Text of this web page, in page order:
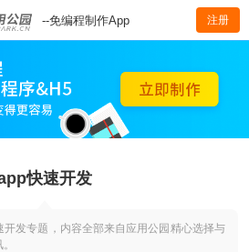
--免编程制作App 注册
快速开发
发专题，内容全部来自应用公园精心选择与